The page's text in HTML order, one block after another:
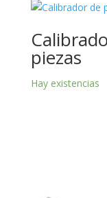
piezas
Hay existencias